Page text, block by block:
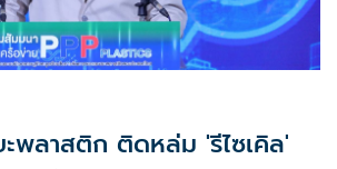
พลาสติก ติดหล่ม 'รีไซเคิล'